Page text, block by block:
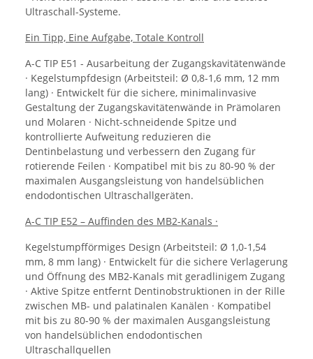
Ultraschall-Systeme.
Ein Tipp, Eine Aufgabe, Totale Kontroll
A-C TIP E51 - Ausarbeitung der Zugangskavitätenwände
· Kegelstumpfdesign (Arbeitsteil: Ø 0,8-1,6 mm, 12 mm
lang) · Entwickelt für die sichere, minimalinvasive
Gestaltung der Zugangskavitätenwände in Prämolaren
und Molaren · Nicht-schneidende Spitze und
kontrollierte Aufweitung reduzieren die
Dentinbelastung und verbessern den Zugang für
rotierende Feilen · Kompatibel mit bis zu 80-90 % der
maximalen Ausgangsleistung von handelsüblichen
endodontischen Ultraschallgeräten.
A-C TIP E52 – Auffinden des MB2-Kanals ·
Kegelstumpfförmiges Design (Arbeitsteil: Ø 1,0-1,54
mm, 8 mm lang) · Entwickelt für die sichere Verlagerung
und Öffnung des MB2-Kanals mit geradlinigem Zugang
· Aktive Spitze entfernt Dentinobstruktionen in der Rille
zwischen MB- und palatinalen Kanälen · Kompatibel
mit bis zu 80-90 % der maximalen Ausgangsleistung
von handelsüblichen endodontischen
Ultraschallquellen